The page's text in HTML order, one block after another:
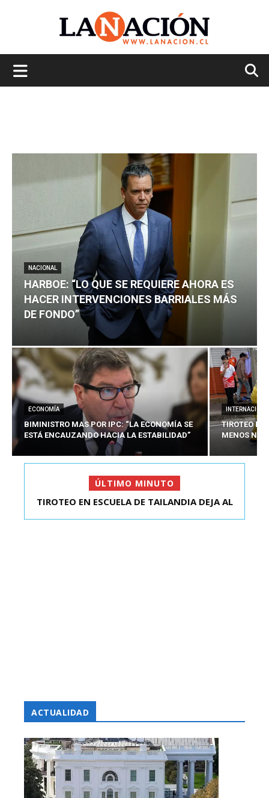
NACIONAL
HARBOE: “LO QUE SE REQUIERE AHORA ES
HACER INTERVENCIONES BARRIALES MÁS
DE FONDO”
ECONOMÍA
BIMINISTRO MAS POR IPC: “LA ECONOMÍA SE
ESTÁ ENCAUZANDO HACIA LA ESTABILIDAD”
TIROTEO
MENOS
ÚLTIMO MINUTO
HARBOE: “LO QUE SE REQUIERE AHORA ES HACER
TIROTEO EN ESCUELA DE TAILANDIA DEJA AL
ACTUALIDAD